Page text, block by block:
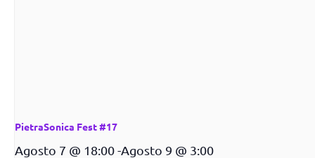
PietraSonica Fest #17
Agosto 7 @ 18:00-Agosto 9 @ 3:00